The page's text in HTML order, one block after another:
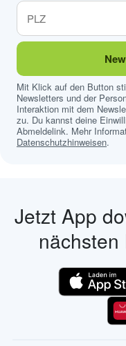
Mit Klick auf den Button
Newsletters und der
Interaktion mit dem
zu. Du kannst deine
Abmeldelink. Mehr
Datenschutzhinweisen.
Jetzt App
nächsten